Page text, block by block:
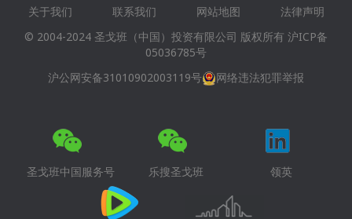
Footer
menu
关于我们 联系我们 网站地图
法律声明
© 2004-2024 圣戈班（中国）投资有限公司 版权所有 沪ICP备
05036785号
沪公网安备31010902003119号
网络违法犯罪举报
圣戈班中国服务号 乐搜圣戈班 领英